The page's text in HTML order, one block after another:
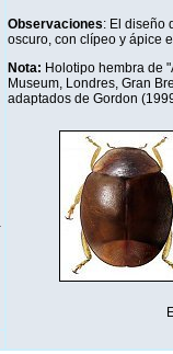
Observaciones: El diseño
oscuro, con clípeo y ápice
Nota: Holotipo hembra de
Museum, Londres, Gran
adaptados de Gordon